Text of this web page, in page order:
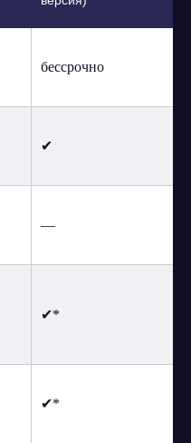
бессрочно
✔
—
✔*
✔*